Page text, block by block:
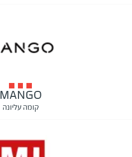
MANGO
קומה עליונה